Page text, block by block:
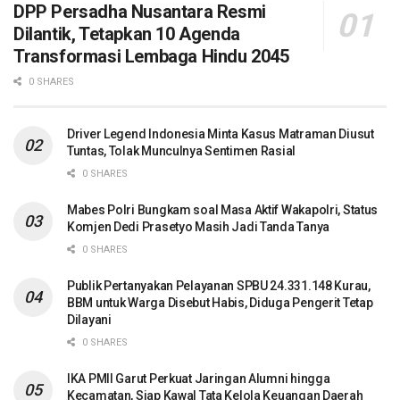
DPP Persadha Nusantara Resmi
Dilantik, Tetapkan 10 Agenda
Transformasi Lembaga Hindu 2045
0 SHARES
Driver Legend Indonesia Minta Kasus Matraman Diusut
Tuntas, Tolak Munculnya Sentimen Rasial
0 SHARES
Mabes Polri Bungkam soal Masa Aktif Wakapolri, Status
Komjen Dedi Prasetyo Masih Jadi Tanda Tanya
0 SHARES
Publik Pertanyakan Pelayanan SPBU 24.331.148 Kurau,
BBM untuk Warga Disebut Habis, Diduga Pengerit Tetap
Dilayani
0 SHARES
IKA PMII Garut Perkuat Jaringan Alumni hingga
Kecamatan, Siap Kawal Tata Kelola Keuangan Daerah